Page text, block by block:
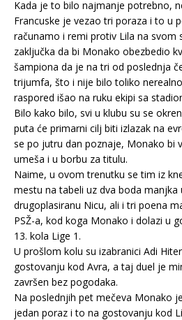
Kada je to bilo najmanje potrebno,
Francuske je vezao tri poraza i to u
računamo i remi protiv Lila na svom
zaključka da bi Monako obezbedio
šampiona da je na tri od poslednja
trijumfa, što i nije bilo toliko
raspored išao na ruku ekipi sa
Bilo kako bilo, svi u klubu su se
puta će primarni cilj biti izlazak na
se po jutru dan poznaje, Monako bi
umeša i u borbu za titulu.
Naime, u ovom trenutku se tim iz
mestu na tabeli uz dva boda manjka
drugoplasiranu Nicu, ali i tri poena
PSŽ-a, kod koga Monako i dolazi u
13. kola Lige 1.
U prošlom kolu su izabranici Adi
gostovanju kod Avra, a taj duel je
završen bez pogodaka.
Na poslednjih pet mečeva Monako
jedan poraz i to na gostovanju kod